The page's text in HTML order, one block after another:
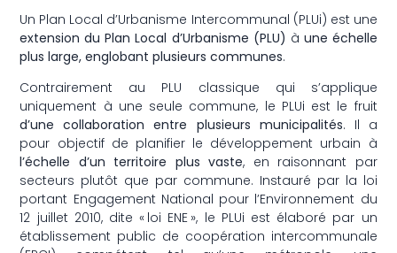
Un Plan Local d’Urbanisme Intercommunal (PLUi) est une
extension du Plan Local d’Urbanisme (PLU) à une échelle
plus large, englobant plusieurs communes.
Contrairement au PLU classique qui s’applique
uniquement à une seule commune, le PLUi est le fruit
d’une collaboration entre plusieurs municipalités. Il a
pour objectif de planifier le développement urbain à
l’échelle d’un territoire plus vaste, en raisonnant par
secteurs plutôt que par commune. Instauré par la loi
portant Engagement National pour l’Environnement du
12 juillet 2010, dite « loi ENE », le PLUi est élaboré par un
établissement public de coopération intercommunale